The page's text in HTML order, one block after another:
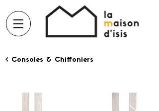
< Consoles & Chiffoniers